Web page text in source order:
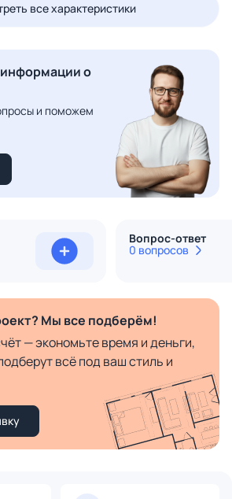
все характеристики
о
и поможем
Вопрос-ответ
0 вопросов
Мы все подберём!
— экономьте время и деньги,
всё под ваш стиль и